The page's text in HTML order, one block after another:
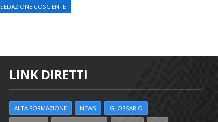
SEDAZIONE COSCIENTE
LINK DIRETTI
ALTA FORMAZIONE NEWS GLOSSARIO